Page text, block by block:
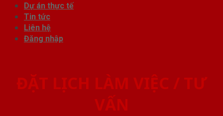
Dự án thực tế
Tin tức
Liên hệ
Đăng nhập
ĐẶT LỊCH LÀM VIỆC / TƯ
VẤN